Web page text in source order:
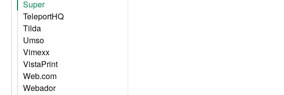
Super
TeleportHQ
Tilda
Umso
Vimexx
VistaPrint
Web.com
Webador